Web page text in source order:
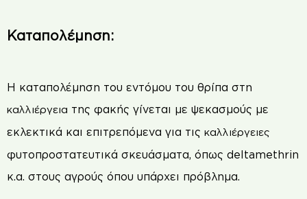
Καταπολέμηση:
Η καταπολέμηση του εντόμου του θρίπα στη
καλλιέργεια της φακής γίνεται με ψεκασµούς µε
εκλεκτικά και επιτρεπόµενα για τις καλλιέργειες
φυτοπροστατευτικά σκευάσµατα, όπως deltamethrin
κ.α. στους αγρούς όπου υπάρχει πρόβληµα.